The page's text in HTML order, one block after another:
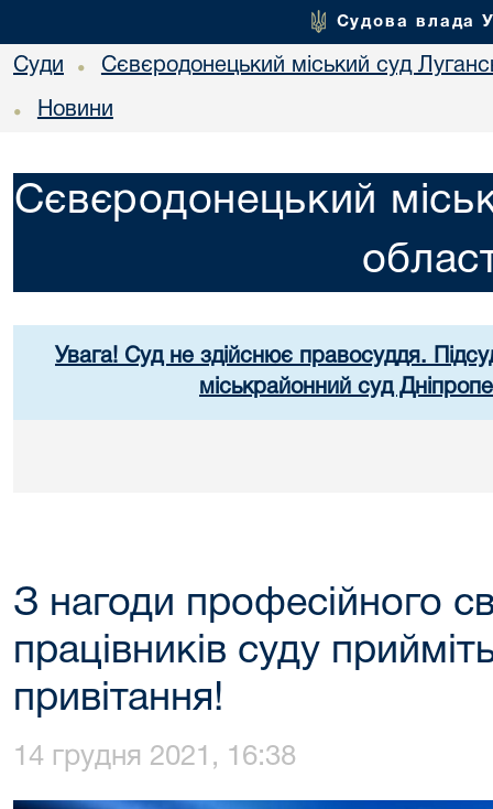
Судова влада
Суди • Сєвєродонецький міський суд
• Новини
Сєвєродонецький
Увага! Суд не здійснює правосуддя.
міськрайонний суд
З нагоди професійного
працівників суду
привітання!
14 грудня 2021, 16:38